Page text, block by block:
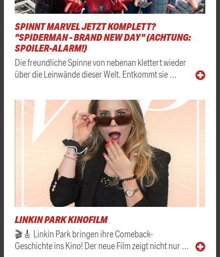
SPINNT MARVEL JETZT KOMPLETT?
"SPIDERMAN - BRAND NEW DAY" (ACHTUNG:
SPOILER-ALARM!)
Die freundliche Spinne von nebenan klettert wieder
über die Leinwände dieser Welt. Entkommt sie …
LINKIN PARK KINOFILM
🎬🎸 Linkin Park bringen ihre Comeback-
Geschichte ins Kino! Der neue Film zeigt nicht nur …